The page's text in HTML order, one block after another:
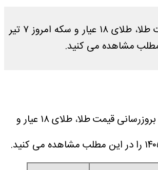
بروزرسانی قیمت طلا، طلای ۱۸ عیار و سکه امروز ۷ تیر
بروزرسانی قیمت طلا، طلای ۱۸ عیار و